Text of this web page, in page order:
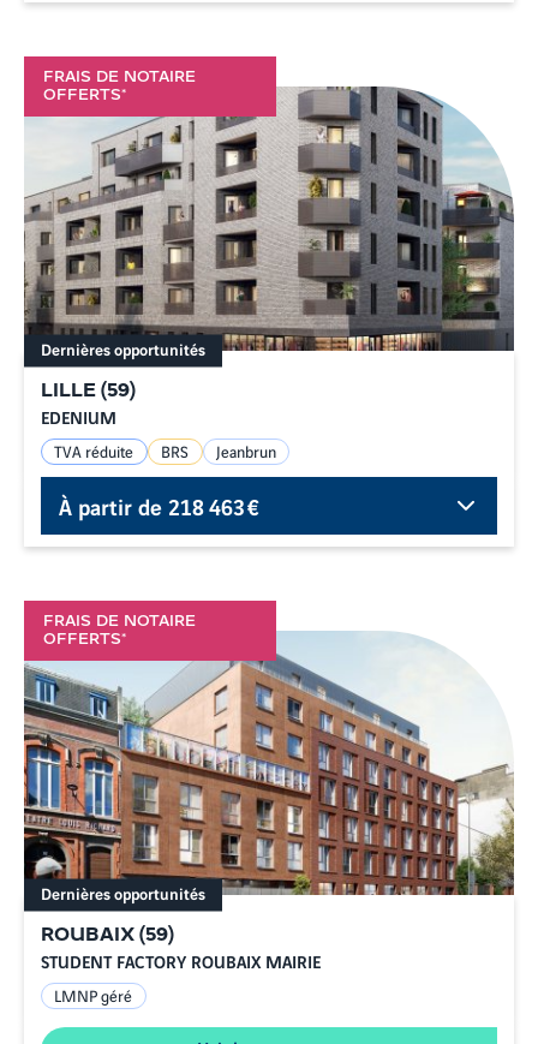
FRAIS DE NOTAIRE
OFFERTS*
LILLE (59)
EDENIUM
Dernières opportunités
TVA réduite BRS Jeanbrun
À partir de218 463 €
FRAIS DE NOTAIRE
OFFERTS*
ROUBAIX (59)
STUDENT FACTORY ROUBAIX MAIRIE
Dernières opportunités
LMNP géré